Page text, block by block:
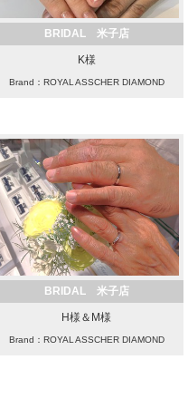
BRIDAL 米子店
K様
Brand：ROYAL ASSCHER DIAMOND
BRIDAL 米子店
H様＆M様
Brand：ROYAL ASSCHER DIAMOND